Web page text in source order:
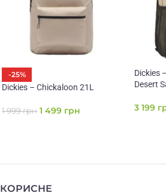
-25%
Dickies – Chickaloon 21L
1 999грн 1 499 грн
Dickies
Desert
3 199
КОРИСНЕ